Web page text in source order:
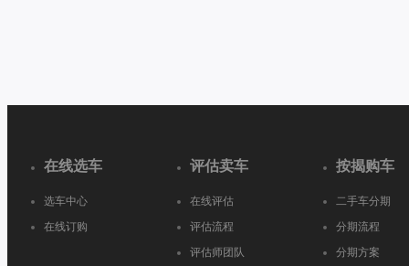
在线选车
选车中心
在线订购
评估卖车
在线评估
评估流程
评估师团队
按揭购车
二手车分期
分期流程
分期方案